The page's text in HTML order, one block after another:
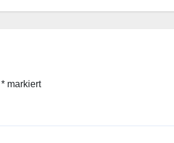
* markiert